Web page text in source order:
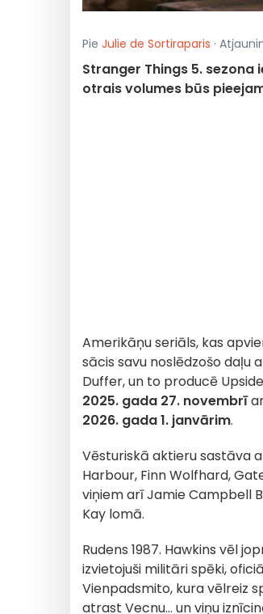
Pie Julie de Sortiraparis ·
Stranger Things 5.
otrais volumes būs
Amerikāņu seriāls, kas
sācis savu noslēdzošo daļu
Duffer, un to producē
2025. gada 27. novembrī
2026. gada 1. janvārim.
Vēsturiskā aktieru sastāva
Harbour, Finn Wolfhard,
viņiem arī Jamie Campbell
Kay lomā.
Rudens 1987. Hawkins vēl
izvietojuši militāri spēki,
Vienpadsmito, kura vēlreiz
atrast Vecnu… un viņu